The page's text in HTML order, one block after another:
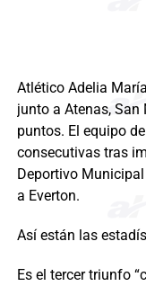
Atlético Adelia
junto a Atenas, San
puntos. El equipo
consecutivas tras
Deportivo
a Everton.
Así están las
Es el tercer triunfo